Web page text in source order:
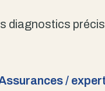
diagnostics
/